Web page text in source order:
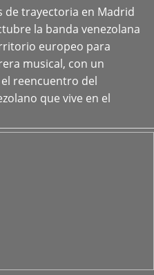
de trayectoria en Madrid
la banda venezolana
europeo para
musical, con un
reencuentro del
que vive en el